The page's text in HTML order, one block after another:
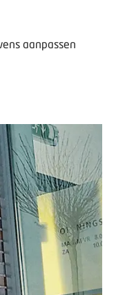
aanpassen